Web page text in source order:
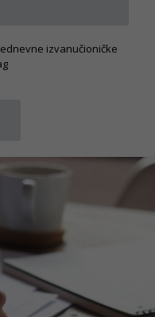
izvanučioničke
Potrebno
Ovi
Koriste se
statistiku: Na
osnovu
korištenja
stranica, kako